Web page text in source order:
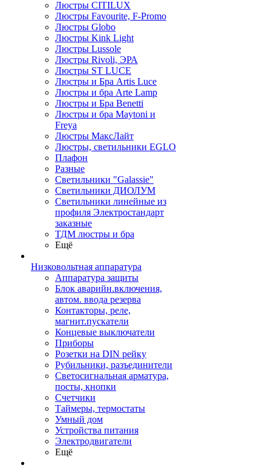
Люстры CITILUX
Люстры Favourite, F-Promo
Люстры Globo
Люстры Kink Light
Люстры Lussole
Люстры Rivoli, ЭРА
Люстры ST LUCE
Люстры и Бра Artis Luce
Люстры и бра Arte Lamp
Люстры и Бра Benetti
Люстры и бра Maytoni и
Freya
Люстры МаксЛайт
Люстры, светильники EGLO
Плафон
Разные
Светильники "Galassie"
Светильники ДИОЛУМ
Светильники линейные из
профиля Электростандарт
заказные
ТДМ люстры и бра
Ещё
Низковольтная аппаратура
Аппаратура защиты
Блок аварийн.включения,
автом. ввода резерва
Контакторы, реле,
магнит.пускатели
Концевые выключатели
Приборы
Розетки на DIN рейку
Рубильники, разъединители
Светосигнальная арматура,
посты, кнопки
Счетчики
Таймеры, термостаты
Умный дом
Устройства питания
Электродвигатели
Ещё